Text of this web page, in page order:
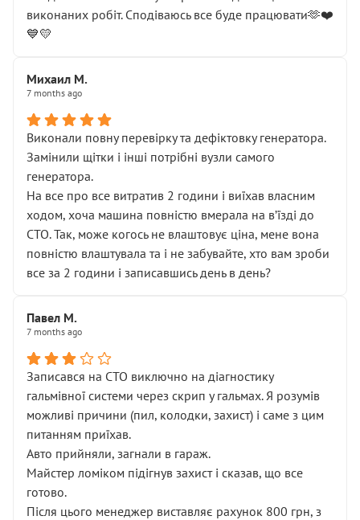
виконаних робіт. Сподіваюсь все буде працювати🫶❤️
💙💛
Михаил М.
7 months ago
Виконали повну перевірку та дефіктовку генератора.
Замінили щітки і інші потрібні вузли самого
генератора.
На все про все витратив 2 години і виїхав власним
ходом, хоча машина повністю вмерала на вʼїзді до
СТО. Так, може когось не влаштовує ціна, мене вона
повністю влаштувала та і не забувайте, хто вам зроби
все за 2 години і записавшись день в день?
Павел М.
7 months ago
Записався на СТО виключно на діагностику
гальмівної системи через скрип у гальмах. Я розумів
можливі причини (пил, колодки, захист) і саме з цим
питанням приїхав.
Авто прийняли, загнали в гараж.
Майстер ломіком підігнув захист і сказав, що все
готово.
Після цього менеджер виставляє рахунок 800 грн, з